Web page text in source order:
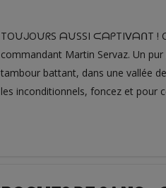
TOᙀᒍOᙀᖇS ᗩᙀSSI ᙅᗩᑭTIᐯᗩᑎT !
commandant Martin Servaz. Un
tambour battant, dans une vallée
les inconditionnels, foncez et pour